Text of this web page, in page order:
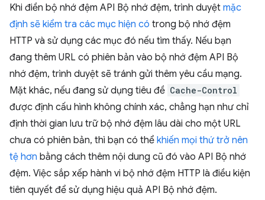
Khi điền bộ nhớ đệm API Bộ nhớ đệm, trình duyệt mặc
định sẽ kiểm tra các mục hiện có trong bộ nhớ đệm
HTTP và sử dụng các mục đó nếu tìm thấy. Nếu bạn
đang thêm URL có phiên bản vào bộ nhớ đệm API Bộ
nhớ đệm, trình duyệt sẽ tránh gửi thêm yêu cầu mạng.
Mặt khác, nếu đang sử dụng tiêu đề Cache-Control
được định cấu hình không chính xác, chẳng hạn như chỉ
định thời gian lưu trữ bộ nhớ đệm lâu dài cho một URL
chưa có phiên bản, thì bạn có thể khiến mọi thứ trở nên
tệ hơn bằng cách thêm nội dung cũ đó vào API Bộ nhớ
đệm. Việc sắp xếp hành vi bộ nhớ đệm HTTP là điều kiện
tiên quyết để sử dụng hiệu quả API Bộ nhớ đệm.